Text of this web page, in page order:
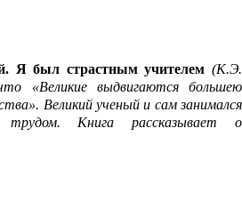
Я был страстным учителем (К.Э.
«Великие выдвигаются большею
Великий ученый и сам занимался
трудом. Книга рассказывает о